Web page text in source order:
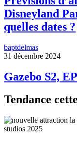
Disneyland
quelles dates ?
baptdelmas
31 décembre 2024
Gazebo S2,
Tendance